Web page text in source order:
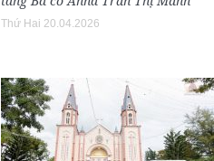
Thứ Hai 20.04.2026